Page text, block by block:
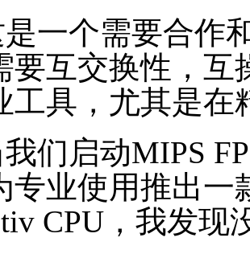
个需要合作和
要互交换性，互
工具，尤其是在
启动MIPS
专业使用推出一
CPU，我发现